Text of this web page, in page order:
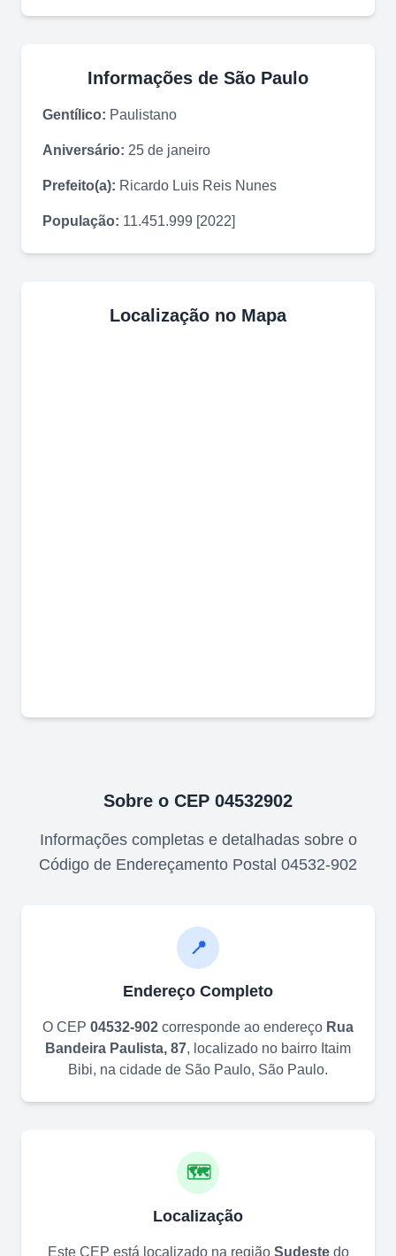
Informações de São Paulo
Gentílico: Paulistano
Aniversário: 25 de janeiro
Prefeito(a): Ricardo Luis Reis Nunes
População: 11.451.999 [2022]
Localização no Mapa
Sobre o CEP 04532902
Informações completas e detalhadas sobre o
Código de Endereçamento Postal 04532-902
📍
Endereço Completo
O CEP 04532-902 corresponde ao endereço Rua
Bandeira Paulista, 87, localizado no bairro Itaim
Bibi, na cidade de São Paulo, São Paulo.
🗺️
Localização
Este CEP está localizado na região Sudestedo